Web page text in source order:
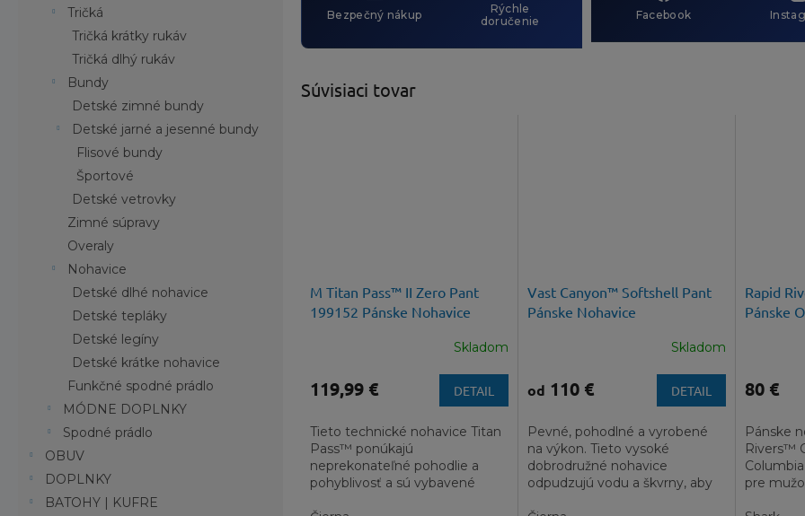
Tričká
Tričká krátky rukáv
Tričká dlhý rukáv
Bundy
Detské zimné bundy
Detské jarné a jesenné bundy
Flisové bundy
Športové
Detské vetrovky
Zimné súpravy
Overaly
Nohavice
Detské dlhé nohavice
Detské tepláky
Detské legíny
Detské krátke nohavice
Funkčné spodné prádlo
MÓDNE DOPLNKY
Spodné prádlo
OBUV
DOPLNKY
BATOHY | KUFRE
Bezpečný nákup
Rýchle
doručenie
Facebook
Súvisiaci tovar
M Titan Pass™ II Zero Pant
199152 Pánske Nohavice
Skladom
119,99 € DETAIL
Tieto technické nohavice Titan
Pass™ ponúkajú
neprekonateľné pohodlie a
pohyblivosť a sú vybavené
Vast Canyon™ Softshell Pant
Pánske Nohavice
Skladom
od 110 € DETAIL
Pevné, pohodlné a vyrobené
na výkon. Tieto vysoké
dobrodružné nohavice
odpudzujú vodu a škvrny, aby
Rapid
Pánske
80 €
Pánske
Rivers™
pre